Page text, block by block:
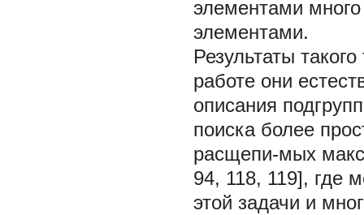
элементами
элементами.
Результаты
работе они
описания
поиска более
расщепи-мых
94, 118, 119], где
этой задачи и